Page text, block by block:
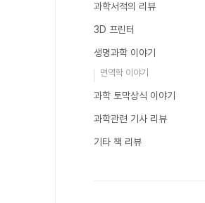
과학서적의 리뷰
3D 프린터
생명과학 이야기
면역학 이야기
과학 토막상식 이야기
과학관련 기사 리뷰
기타 책 리뷰